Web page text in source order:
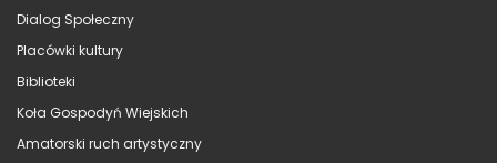
Dialog Społeczny
Placówki kultury
Biblioteki
Koła Gospodyń Wiejskich
Amatorski ruch artystyczny